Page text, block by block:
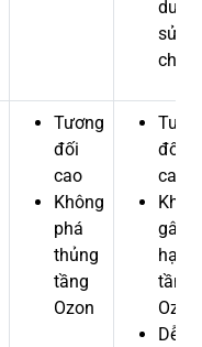
sửa
chữa
Tương
đối
cao
Không
phá
thủng
tầng
Ozon
đối
cao
gây
hại
tầng
Ozon
Dễ bị